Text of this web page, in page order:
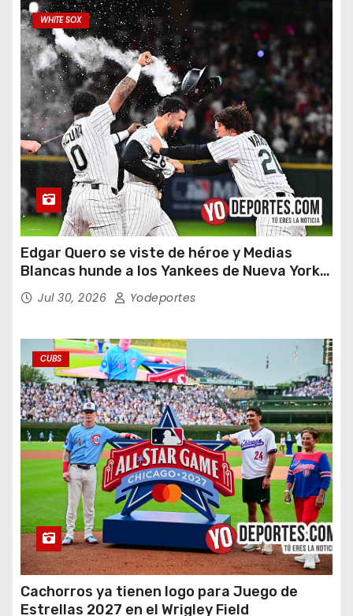
WHITE SOX
Edgar Quero se viste de héroe y Medias
Blancas hunde a los Yankees de Nueva York
en doce entradas
Jul 30, 2026 Yodeportes
CUBS
Cachorros ya tienen logo para Juego de
Estrellas 2027 en el Wrigley Field